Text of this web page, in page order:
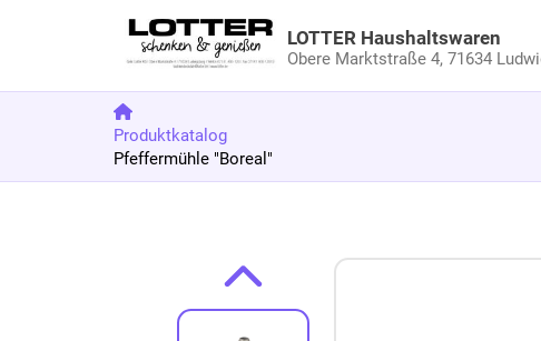
LOTTER Haushaltswaren
Obere Marktstraße 4, 71634
Produktkatalog
Pfeffermühle "Boreal"
Zur Produktbeschreibung springen